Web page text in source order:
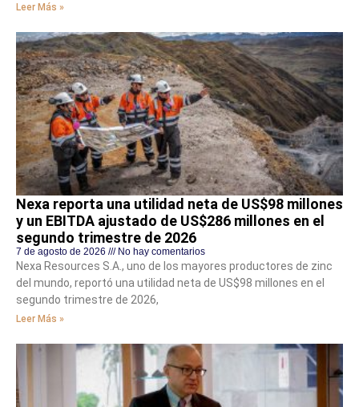
Leer Más »
Nexa reporta una utilidad neta de US$98 millones
y un EBITDA ajustado de US$286 millones en el
segundo trimestre de 2026
7 de agosto de 2026 No hay comentarios
Nexa Resources S.A., uno de los mayores productores de zinc
del mundo, reportó una utilidad neta de US$98 millones en el
segundo trimestre de 2026,
Leer Más »